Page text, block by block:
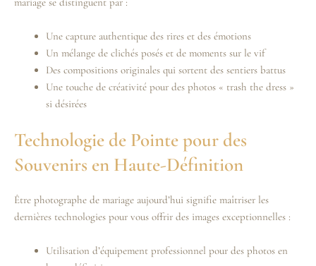
Une capture authentique des rires et des émotions
Un mélange de clichés posés et de moments sur le vif
Des compositions originales qui sortent des sentiers battus
Une touche de créativité pour des photos « trash the dress »
si désirées
Technologie de Pointe pour des
Souvenirs en Haute-Définition
Être photographe de mariage aujourd’hui signifie maîtriser les
dernières technologies pour vous offrir des images exceptionnelles :
Utilisation d’équipement professionnel pour des photos en